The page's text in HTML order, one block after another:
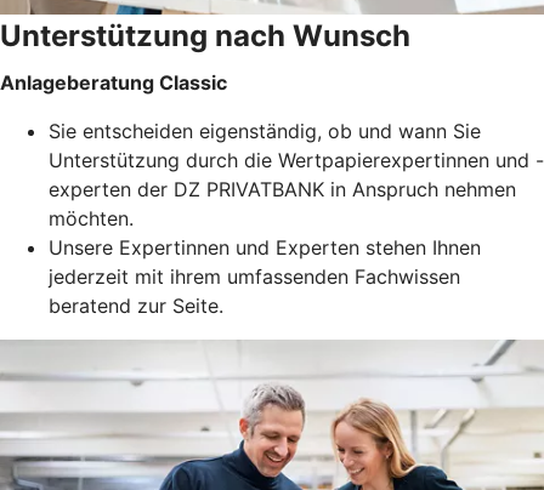
Unterstützung nach Wunsch
Anlageberatung Classic
Sie entscheiden eigenständig, ob und wann Sie
Unterstützung durch die Wertpapierexpertinnen und -
experten der DZ PRIVATBANK in Anspruch nehmen
möchten.
Unsere Expertinnen und Experten stehen Ihnen
jederzeit mit ihrem umfassenden Fachwissen
beratend zur Seite.